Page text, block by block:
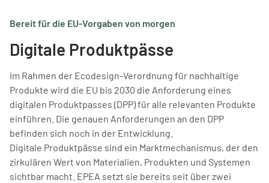
Bereit für die EU-Vorgaben von morgen
Digitale Produktpässe
Im Rahmen der Ecodesign-Verordnung für nachhaltige
Produkte wird die EU bis 2030 die Anforderung eines
digitalen Produktpasses (DPP) für alle relevanten Produkte
einführen. Die genauen Anforderungen an den DPP
befinden sich noch in der Entwicklung.
Digitale Produktpässe sind ein Marktmechanismus, der den
zirkulären Wert von Materialien, Produkten und Systemen
sichtbar macht. EPEA setzt sie bereits seit über zwei